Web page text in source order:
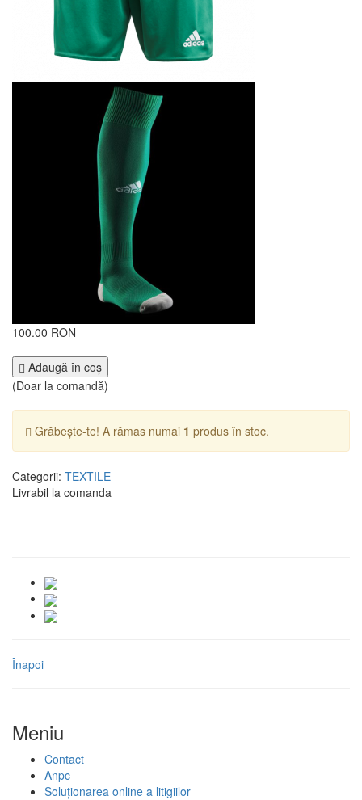
100.00 RON
Adaugă în coş
(Doar la comandă)
Grăbește-te! A rămas numai 1 produs în stoc.
Categorii: TEXTILE
Livrabil la comanda
Înapoi
Meniu
Contact
Anpc
Soluționarea online a litigiilor